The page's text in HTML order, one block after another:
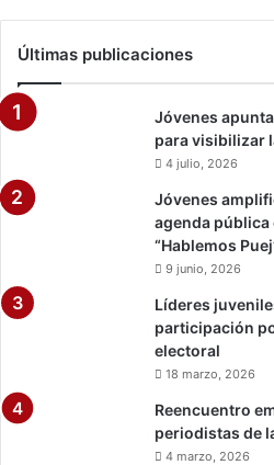
Últimas publicaciones
Jóvenes
para visibilizar
4 julio, 2026
Jóvenes
agenda pública
“Hablemos
9 junio, 2026
Líderes
participación
electoral
18 marzo, 2026
Reencuentro
periodistas de
4 marzo, 2026